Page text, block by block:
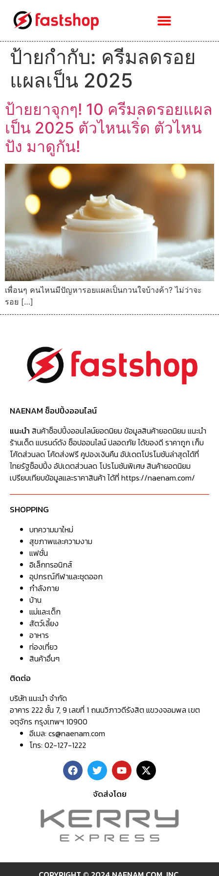
ป้ายกำกับ: ครีมลดรอย
แผลเป็น 2025
ป้ายยาจุกๆ! 10 ครีมลดรอยแผล
เป็น 2025 ตัวไหนเริ่ด ตัวไหน
ปัง มาดูกัน!
เพื่อนๆ คนไหนมีปัญหารอยแผลเป็นกวนใจบ้างค้า? ไม่ว่าจะ
รอย […]
NAENAM ช็อปปิ้งออนไลน์
แนะนำ สินค้าช็อปปิ้งออนไลน์ยอดนิยม ข้อมูลสินค้ายอดนิยม แนะนำ
ร้านเด็ด แบรนด์ดัง ช็อปออนไลน์ ปลอดภัย ได้ของดี ราคาถูก เก็บ
โค้ดส่วนลด โค้ดส่งฟรี คูปองเงินคืน อัปเดตโปรโมชันล่าสุดได้ที่
ไทยรัฐช็อปปิ้ง อัปเดตส่วนลด โปรโมชันพิเศษ สินค้ายอดนิยม
เปรียบเทียบข้อมูลและราคาสินค้า ได้ที่ https://naenam.com/
SHOPPING
บทความมาใหม่
สุขภาพและความงาม
แฟชั่น
อิเล็กทรอนิกส์
อุปกรณ์กีฬาและชุดออก
กำลังกาย
บ้าน
แม่และเด็ก
สัตว์เลี้ยง
อาหาร
ท่องเที่ยว
สินค้าอื่นๆ
ติดต่อ
บริษัท แนะนำ จำกัด
อาคาร 222 ชั้น 7, 9 เลขที่ 1 ถนนวิภาวดีรังสิต แขวงจอมพล เขต
จตุจักร กรุงเทพฯ 10900
อีเมล: cs@naenam.com
โทร: 02-127-1222
จัดส่งโดย